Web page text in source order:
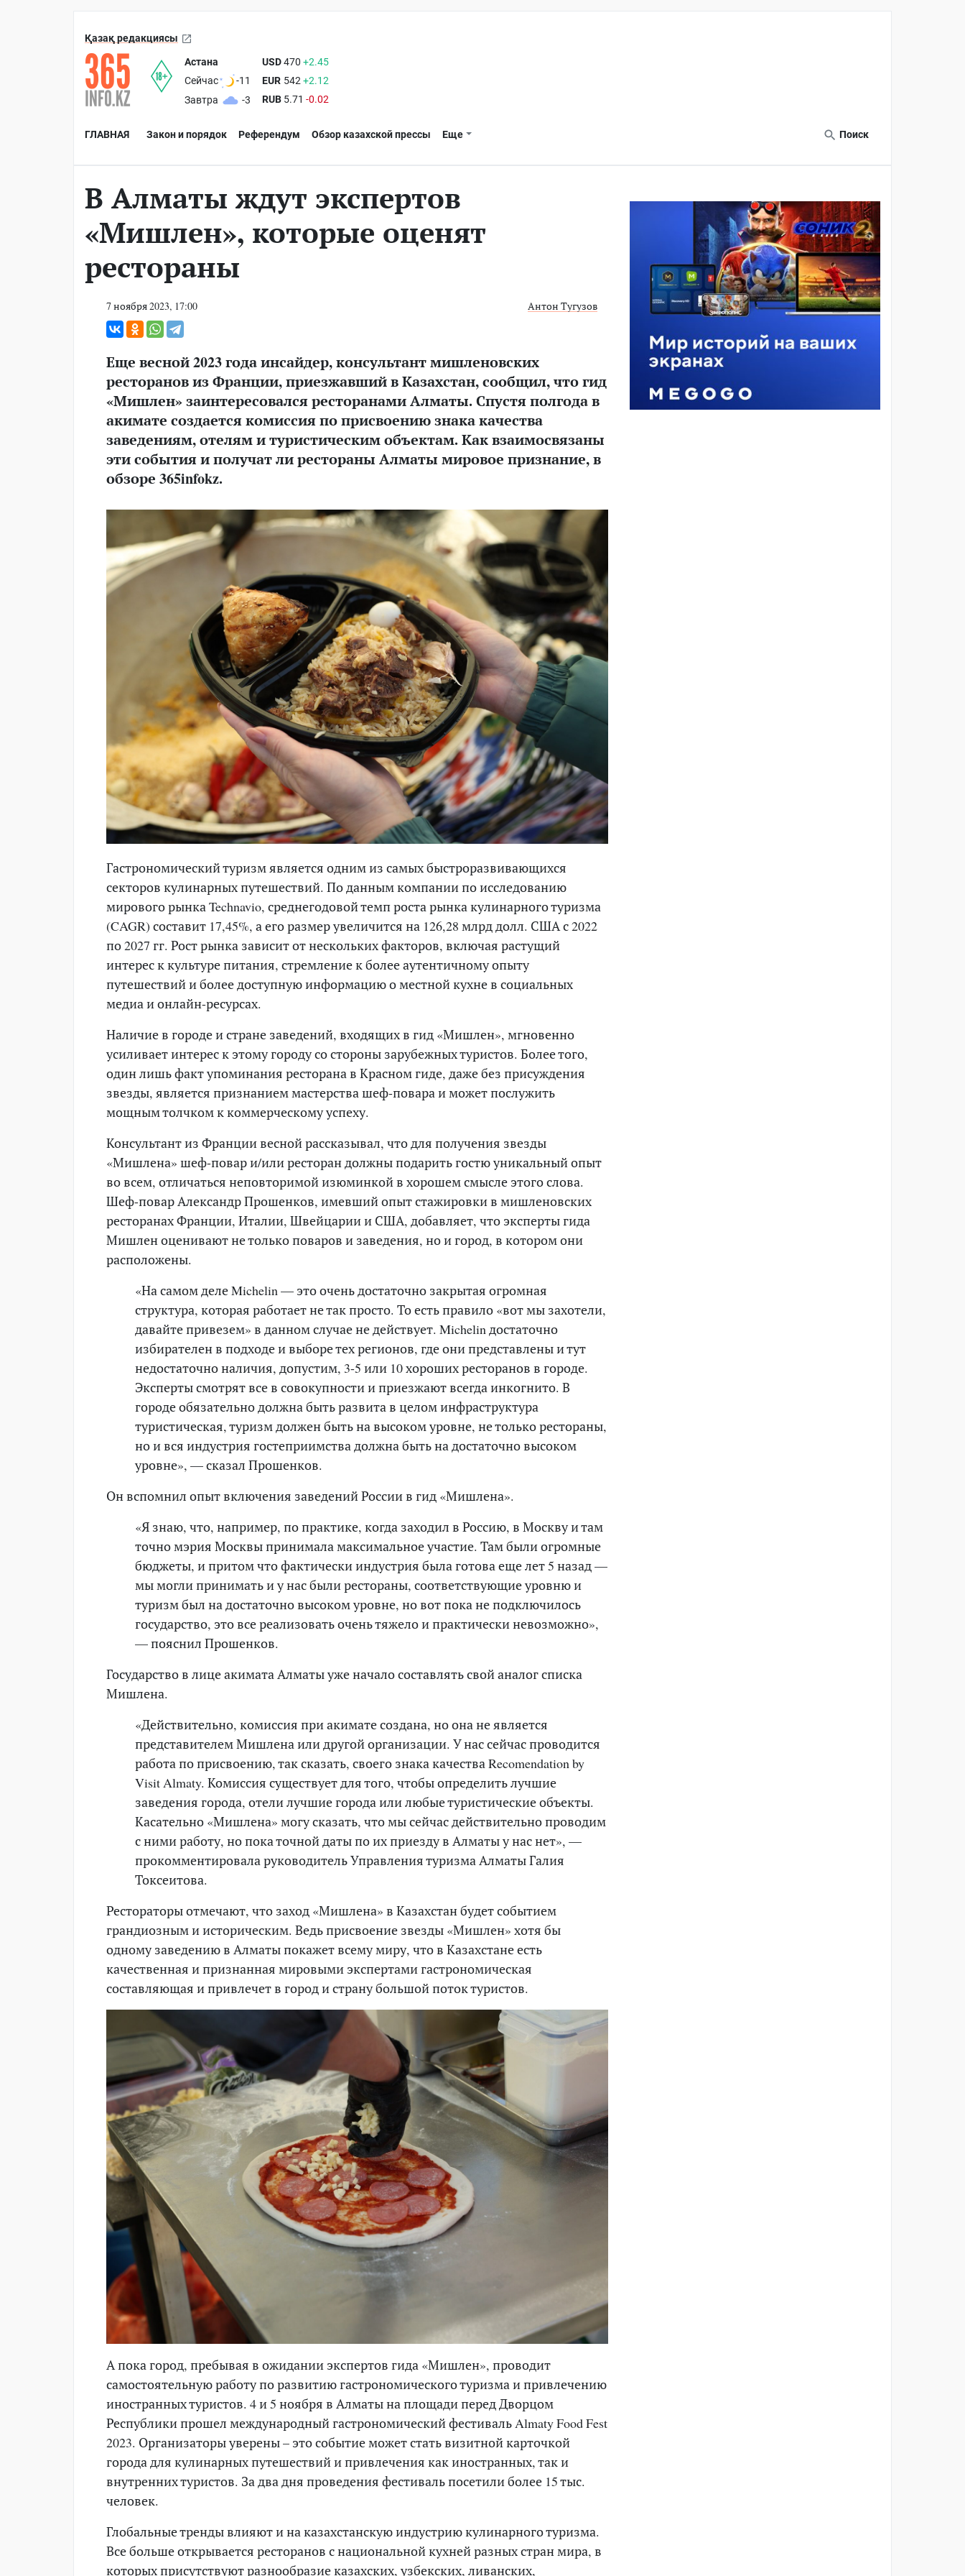
Қазақ редакциясы
Астана
Сейчас
-11
Завтра
-3
USD470 +2.45
EUR 542 +2.12
RUB 5.71 -0.02
ГЛАВНАЯ Закон и порядок Референдум Обзор казахской прессы Еще Поиск
В Алматы ждут экспертов
«Мишлен», которые оценят
рестораны
7 ноября 2023, 17:00 Антон Тугузов
Еще весной 2023 года инсайдер, консультант мишленовских
ресторанов из Франции, приезжавший в Казахстан, сообщил, что гид
«Мишлен» заинтересовался ресторанами Алматы. Спустя полгода в
акимате создается комиссия по присвоению знака качества
заведениям, отелям и туристическим объектам. Как взаимосвязаны
эти события и получат ли рестораны Алматы мировое признание, в
обзоре 365infokz.
Гастрономический туризм является одним из самых быстроразвивающихся
секторов кулинарных путешествий. По данным компании по исследованию
мирового рынка Technavio, среднегодовой темп роста рынка кулинарного туризма
(CAGR) составит 17,45%, а его размер увеличится на 126,28 млрд долл. США с 2022
по 2027 гг. Рост рынка зависит от нескольких факторов, включая растущий
интерес к культуре питания, стремление к более аутентичному опыту
путешествий и более доступную информацию о местной кухне в социальных
медиа и онлайн-ресурсах.
Наличие в городе и стране заведений, входящих в гид «Мишлен», мгновенно
усиливает интерес к этому городу со стороны зарубежных туристов. Более того,
один лишь факт упоминания ресторана в Красном гиде, даже без присуждения
звезды, является признанием мастерства шеф-повара и может послужить
мощным толчком к коммерческому успеху.
Консультант из Франции весной рассказывал, что для получения звезды
«Мишлена» шеф-повар и/или ресторан должны подарить гостю уникальный опыт
во всем, отличаться неповторимой изюминкой в хорошем смысле этого слова.
Шеф-повар Александр Прошенков, имевший опыт стажировки в мишленовских
ресторанах Франции, Италии, Швейцарии и США, добавляет, что эксперты гида
Мишлен оценивают не только поваров и заведения, но и город, в котором они
расположены.
«На самом деле Michelin — это очень достаточно закрытая огромная
структура, которая работает не так просто. То есть правило «вот мы захотели,
давайте привезем» в данном случае не действует. Michelin достаточно
избирателен в подходе и выборе тех регионов, где они представлены и тут
недостаточно наличия, допустим, 3-5 или 10 хороших ресторанов в городе.
Эксперты смотрят все в совокупности и приезжают всегда инкогнито. В
городе обязательно должна быть развита в целом инфраструктура
туристическая, туризм должен быть на высоком уровне, не только рестораны,
но и вся индустрия гостеприимства должна быть на достаточно высоком
уровне», — сказал Прошенков.
Он вспомнил опыт включения заведений России в гид «Мишлена».
«Я знаю, что, например, по практике, когда заходил в Россию, в Москву и там
точно мэрия Москвы принимала максимальное участие. Там были огромные
бюджеты, и притом что фактически индустрия была готова еще лет 5 назад —
мы могли принимать и у нас были рестораны, соответствующие уровню и
туризм был на достаточно высоком уровне, но вот пока не подключилось
государство, это все реализовать очень тяжело и практически невозможно»,
— пояснил Прошенков.
Государство в лице акимата Алматы уже начало составлять свой аналог списка
Мишлена.
«Действительно, комиссия при акимате создана, но она не является
представителем Мишлена или другой организации. У нас сейчас проводится
работа по присвоению, так сказать, своего знака качества Recomendation by
Visit Almaty. Комиссия существует для того, чтобы определить лучшие
заведения города, отели лучшие города или любые туристические объекты.
Касательно «Мишлена» могу сказать, что мы сейчас действительно проводим
с ними работу, но пока точной даты по их приезду в Алматы у нас нет», —
прокомментировала руководитель Управления туризма Алматы Галия
Токсеитова.
Рестораторы отмечают, что заход «Мишлена» в Казахстан будет событием
грандиозным и историческим. Ведь присвоение звезды «Мишлен» хотя бы
одному заведению в Алматы покажет всему миру, что в Казахстане есть
качественная и признанная мировыми экспертами гастрономическая
составляющая и привлечет в город и страну большой поток туристов.
А пока город, пребывая в ожидании экспертов гида «Мишлен», проводит
самостоятельную работу по развитию гастрономического туризма и привлечению
иностранных туристов. 4 и 5 ноября в Алматы на площади перед Дворцом
Республики прошел международный гастрономический фестиваль Almaty Food Fest
2023. Организаторы уверены – это событие может стать визитной карточкой
города для кулинарных путешествий и привлечения как иностранных, так и
внутренних туристов. За два дня проведения фестиваль посетили более 15 тыс.
человек.
Глобальные тренды влияют и на казахстанскую индустрию кулинарного туризма.
Все больше открывается ресторанов с национальной кухней разных стран мира, в
которых присутствуют разнообразие казахских, узбекских, ливанских,